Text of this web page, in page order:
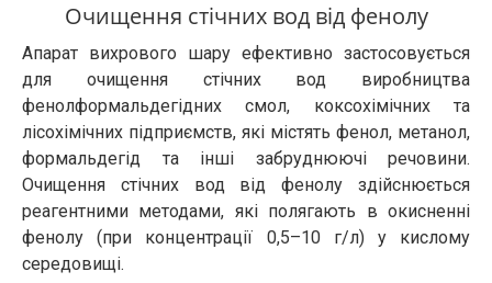
Очищення стічних вод від фенолу
Апарат вихрового шару ефективно застосовується
для очищення стічних вод виробництва
фенолформальдегідних смол, коксохімічних та
лісохімічних підприємств, які містять фенол, метанол,
формальдегід та інші забруднюючі речовини.
Очищення стічних вод від фенолу здійснюється
реагентними методами, які полягають в окисненні
фенолу (при концентрації 0,5–10 г/л) у кислому
середовищі.